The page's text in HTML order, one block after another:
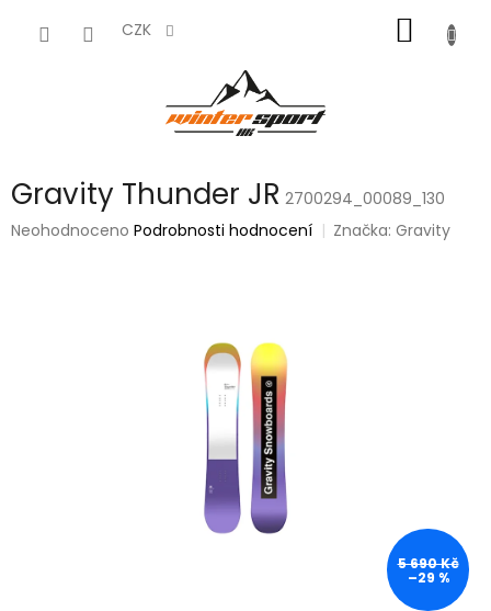
CZK
KOŠÍK
Gravity Thunder JR 2700294_00089_130
Průměrné
Neohodnoceno Podrobnosti hodnocení Značka:Gravity
5 690 Kč
–29 %